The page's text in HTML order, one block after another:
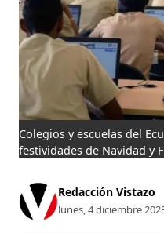
Colegios y escuelas del
festividades de Navidad y
Redacción Vistazo
lunes, 4 diciembre